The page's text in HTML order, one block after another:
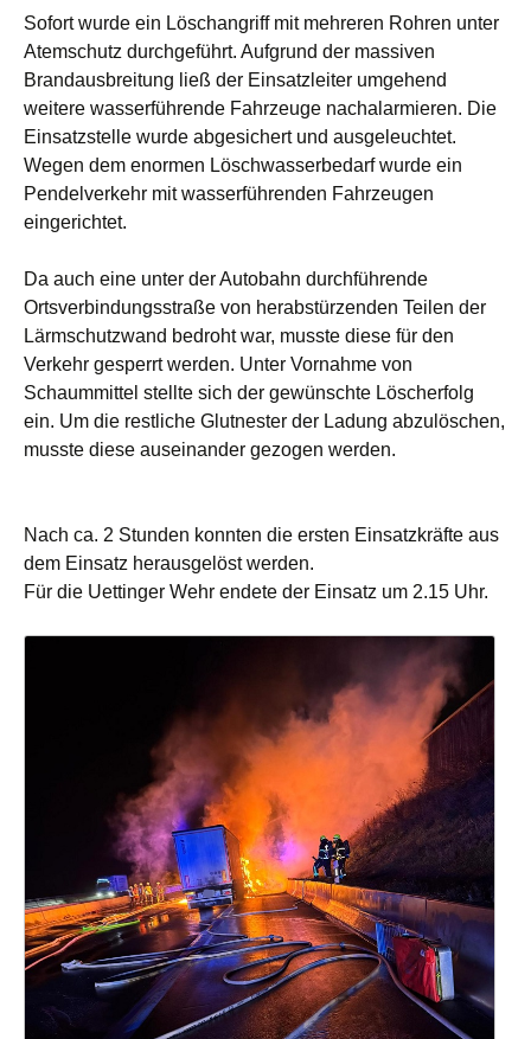
Sofort wurde ein Löschangriff mit mehreren Rohren unter
Atemschutz durchgeführt. Aufgrund der massiven
Brandausbreitung ließ der Einsatzleiter umgehend
weitere wasserführende Fahrzeuge nachalarmieren. Die
Einsatzstelle wurde abgesichert und ausgeleuchtet.
Wegen dem enormen Löschwasserbedarf wurde ein
Pendelverkehr mit wasserführenden Fahrzeugen
eingerichtet.
Da auch eine unter der Autobahn durchführende
Ortsverbindungsstraße von herabstürzenden Teilen der
Lärmschutzwand bedroht war, musste diese für den
Verkehr gesperrt werden. Unter Vornahme von
Schaummittel stellte sich der gewünschte Löscherfolg
ein. Um die restliche Glutnester der Ladung abzulöschen,
musste diese auseinander gezogen werden.
Nach ca. 2 Stunden konnten die ersten Einsatzkräfte aus
dem Einsatz herausgelöst werden.
Für die Uettinger Wehr endete der Einsatz um 2.15 Uhr.